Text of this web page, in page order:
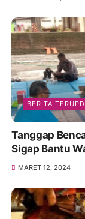
BERITA
Tanggap
Sigap Bantu
MARET 12, 2024